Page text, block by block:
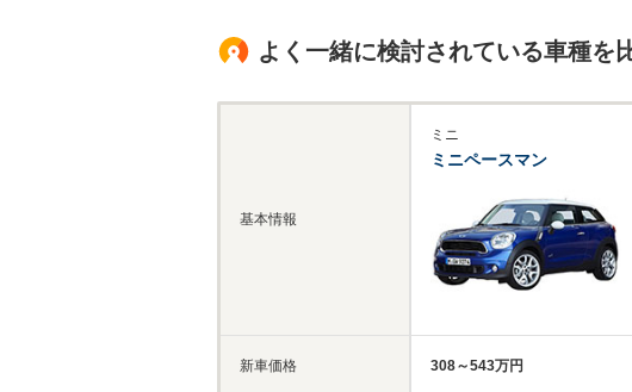
よく一緒に検討されている車種を
基本情報
新車価格
ミニ
ミニペースマン
308～543万円